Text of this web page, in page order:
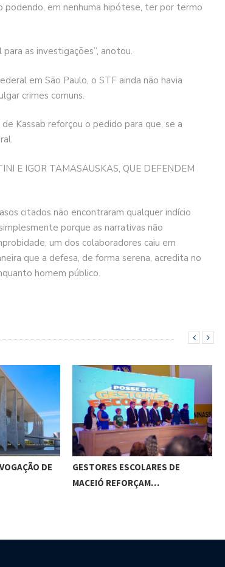
podendo, em nenhuma hipótese, ter por termo
as investigações”, anotou.
em São Paulo, o STF ainda não havia
crimes comuns.
Kassab reforçou o pedido para que, se a
E IGOR TAMASAUSKAS, QUE DEFENDEM
citados não encontraram qualquer indício
porque as narrativas não
um dos colaboradores caiu em
que a defesa, de forma serena, acredita no
homem público.
DE
GESTORES ESCOLARES DE
MACEIÓ REFORÇAM…